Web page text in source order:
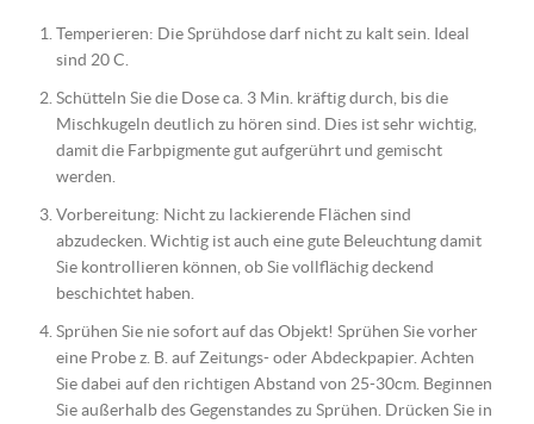
Temperieren: Die Sprühdose darf nicht zu kalt sein. Ideal
sind 20 C.
Schütteln Sie die Dose ca. 3 Min. kräftig durch, bis die
Mischkugeln deutlich zu hören sind. Dies ist sehr wichtig,
damit die Farbpigmente gut aufgerührt und gemischt
werden.
Vorbereitung: Nicht zu lackierende Flächen sind
abzudecken. Wichtig ist auch eine gute Beleuchtung damit
Sie kontrollieren können, ob Sie vollflächig deckend
beschichtet haben.
Sprühen Sie nie sofort auf das Objekt! Sprühen Sie vorher
eine Probe z. B. auf Zeitungs- oder Abdeckpapier. Achten
Sie dabei auf den richtigen Abstand von 25-30cm. Beginnen
Sie außerhalb des Gegenstandes zu Sprühen. Drücken Sie in